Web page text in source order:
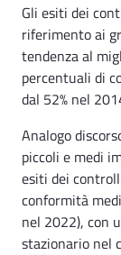
Gli esiti dei
riferimento ai
tendenza al
percentuali di
dal 52% nel
Analogo
piccoli e medi
esiti dei
conformità
nel 2022), con
stazionario nel